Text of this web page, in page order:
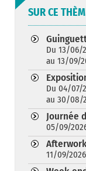
SUR CE
Du 13/06/
au 13/09/
Du 04/07/
au 30/08/
Journée
05/09/
11/09/2026